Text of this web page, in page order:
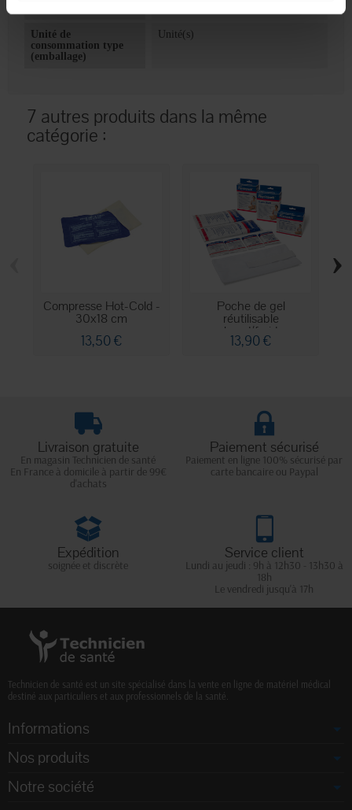
Unité de
consommation type
(emballage)
Unité(s)
7 autres produits dans la même
catégorie :
Compresse Hot-Cold -
30x18 cm
13,50 €
Poche de gel
réutilisable
chaud/froid...
13,90 €
›
Livraison gratuite
En magasin Technicien de santé
En France à domicile à partir de 99€
d'achats
Paiement sécurisé
Paiement en ligne 100% sécurisé par
carte bancaire ou Paypal
Expédition
soignée et discrète
Service client
Lundi au jeudi : 9h à 12h30 - 13h30 à
18h
Le vendredi jusqu'à 17h
Technicien de santé est un site spécialisé dans la vente en ligne de matériel médical
destiné aux particuliers et aux professionnels de la santé.
Informations
Nos produits
Notre société